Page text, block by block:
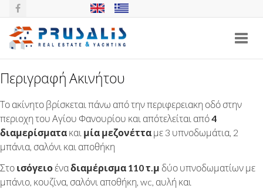
ΑΚΊΝΗΤΟ ΕΙΣΟΔΉΜΑΤΟΣ ΆΓΙΟΣ
ΦΑΝΟΎΡΙΟΣ, ΣΚΙΆΘΟΣ
Περιγραφή Ακινήτου
Το ακίνητο βρίσκεται πάνω από την περιφερειακη οδό στην
περιοχη του Αγίου Φανουρίου και απότελείται από4
διαμερίσματα και μία μεζονέττα με 3 υπνοδωμάτια, 2
μπάνια, σαλόνι και αποθήκη
Στο ισόγειοέναδιαμέρισμα 110 τ.μ δύο υπνοδωματίων με
μπάνιο, κουζίνα, σαλόνι αποθήκη, wc, αυλή και